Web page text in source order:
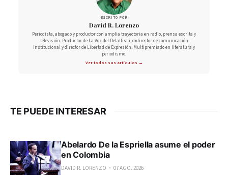
ESCRITO POR
David R. Lorenzo
Periodista, abogado y productor con amplia trayectoria en radio, prensa escrita y
televisión. Productor de La Voz del Detallista, exdirector de comunicación
institucional y director de Libertad de Expresión. Multipremiado en literatura y
periodismo.
Ver todos sus artículos →
TE PUEDE INTERESAR
Abelardo De la Espriella asume el poder
en Colombia
DAVID R. LORENZO 07 AGO. 2026